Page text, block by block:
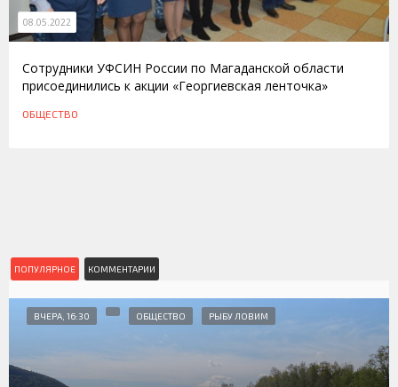
08.05.2022
Сотрудники УФСИН России по Магаданской области
присоединились к акции «Георгиевская ленточка»
ОБЩЕСТВО
ПОПУЛЯРНОЕ КОММЕНТАРИИ
ВЧЕРА, 16:30 ОБЩЕСТВО РЫБУ ЛОВИМ